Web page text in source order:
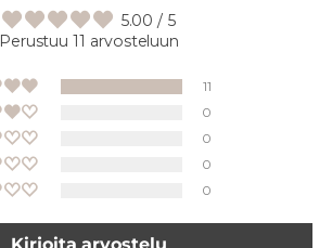
5.00 / 5
Perustuu 11 arvosteluun
11
0
0
0
0